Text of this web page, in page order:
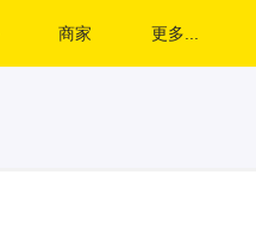
商家 更多...